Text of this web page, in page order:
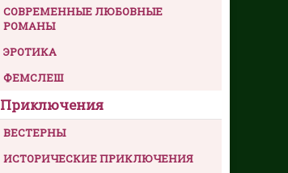
СОВРЕМЕННЫЕ ЛЮБОВНЫЕ
РОМАНЫ
ЭРОТИКА
ФЕМСЛЕШ
Приключения
ВЕСТЕРНЫ
ИСТОРИЧЕСКИЕ ПРИКЛЮЧЕНИЯ